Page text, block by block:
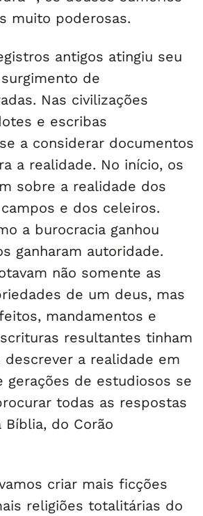
muito poderosas.
antigos atingiu seu
de
Nas civilizações
e escribas
a considerar documentos
a realidade. No início, os
sobre a realidade dos
e dos celeiros.
a burocracia ganhou
ganharam autoridade.
não somente as
de um deus, mas
mandamentos e
resultantes tinham
a realidade em
gerações de estudiosos se
todas as respostas
Bíblia, do Corão
criar mais ficções
religiões totalitárias do